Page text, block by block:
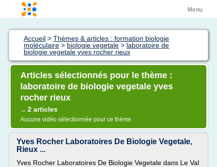
Menu
Accueil > Thèmes & articles : formation biologie
moléculaire > biologie vegetale > laboratoire de
biologie vegetale yves rocher rieux
Articles sélectionnés pour le thème :
laboratoire de biologie vegetale yves
rocher rieux
→ 2 articles
Aucune vidéo sélectionnée pour ce thème
Yves Rocher Laboratoires De Biologie Vegetale,
Rieux ...
Yves Rocher Laboratoires De Biologie Vegetale dans Le Val